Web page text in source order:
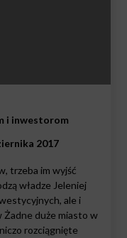
i inwestorom
2017
trzeba im wyjść
władze Jeleniej
ale i
duże miasto w
rozciągnięte